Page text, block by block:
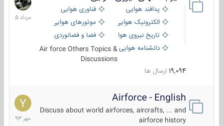
پدافند هوایی
فناوری هوایی
الکترونیک هوایی
موتورهای هوایی
تاریخ نیروی هوایی
فضا و فضانوردی
دانشنامه هواییAir force Others Topics &
Discussions
19,094 ارسال ها
مرداد
1405
Airforce - English
Discuss about world airforces, aircrafts, ... and
airforce history
15
مهر
1393